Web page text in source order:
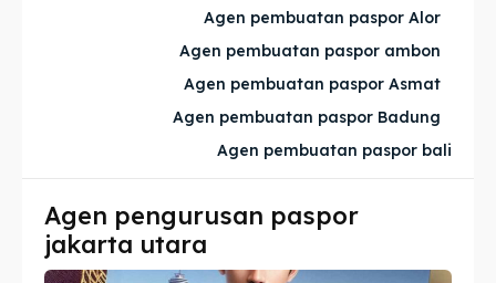
Imta
Legalisir
Imta
Legalisir
Agen pembuatan paspor Alor
Agen pembuatan paspor ambon
Agen pembuatan paspor Asmat
Agen pembuatan paspor Badung
Agen pembuatan paspor bali
Agen pengurusan paspor
jakarta utara